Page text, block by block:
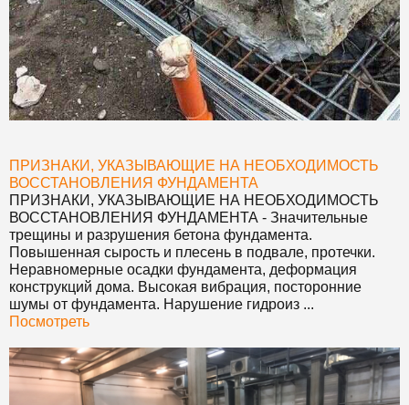
ПРИЗНАКИ, УКАЗЫВАЮЩИЕ НА НЕОБХОДИМОСТЬ
ВОССТАНОВЛЕНИЯ ФУНДАМЕНТА
ПРИЗНАКИ, УКАЗЫВАЮЩИЕ НА НЕОБХОДИМОСТЬ
ВОССТАНОВЛЕНИЯ ФУНДАМЕНТА - Значительные
трещины и разрушения бетона фундамента.
Повышенная сырость и плесень в подвале, протечки.
Неравномерные осадки фундамента, деформация
конструкций дома. Высокая вибрация, посторонние
шумы от фундамента. Нарушение гидроиз ...
Посмотреть